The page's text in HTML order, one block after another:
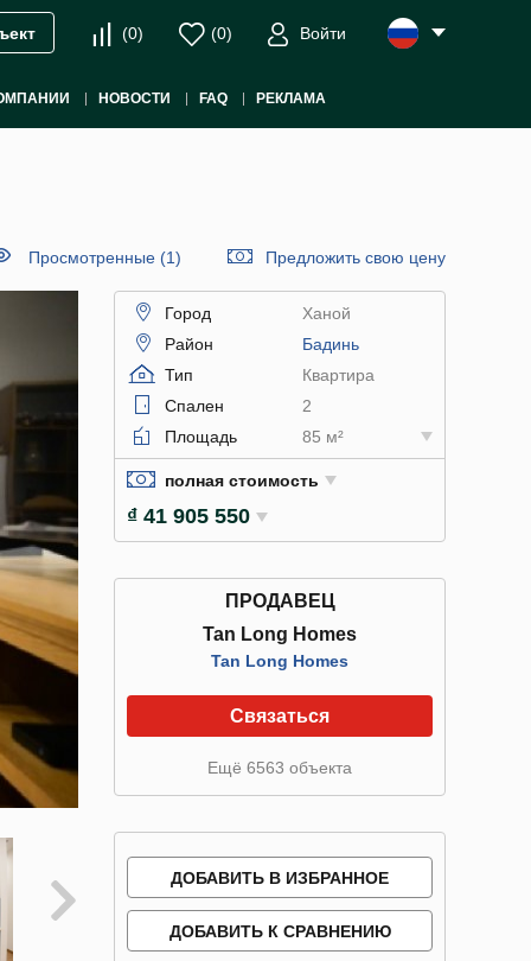
(0) (0) Войти
НОВОСТИ FAQ РЕКЛАМА
Просмотренные (1) Предложить свою цену
Город
Ханой
Район
Бадинь
Тип
Квартира
Спален
2
Площадь
85 м²
полная стоимость
₫ 41 905 550
ПРОДАВЕЦ
Tan Long Homes
Tan Long Homes
Связаться
Ещё 6563 объекта
ДОБАВИТЬ В ИЗБРАННОЕ
ДОБАВИТЬ К СРАВНЕНИЮ